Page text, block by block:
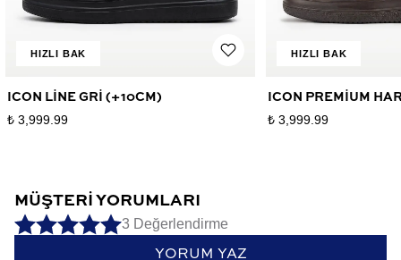
HIZLI BAK
ICON LINE GRI (+10CM)
₺ 3,999.99
HIZLI BAK
ICON PREMIUM
₺ 3,999.99
MÜŞTERI YORUMLARI
3 Değerlendirme
YORUM YAZ